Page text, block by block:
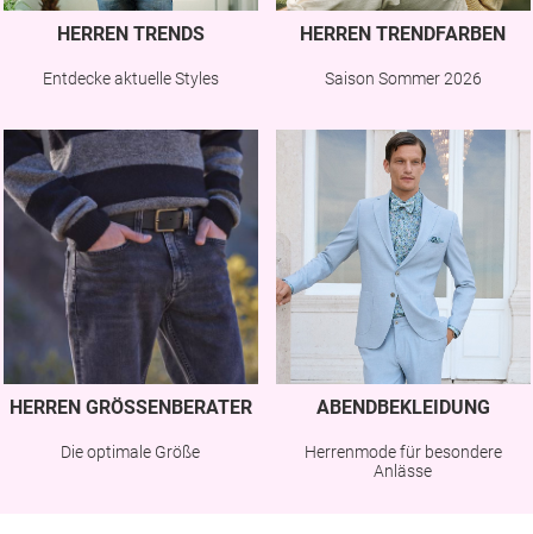
HERREN TRENDS
Entdecke aktuelle Styles
HERREN TRENDFARBEN
Saison Sommer 2026
HERREN GRÖSSENBERATER
Die optimale Größe
ABENDBEKLEIDUNG
Herrenmode für besondere
Anlässe